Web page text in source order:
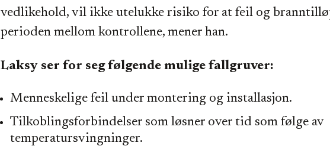
vedlikehold, vil ikke utelukke risiko for at feil og
perioden mellom kontrollene, mener han.
Laksy ser for seg følgende mulige fallgruver:
Menneskelige feil under montering og installasjon.
Tilkoblingsforbindelser som løsner over tid som følge av
temperatursvingninger.